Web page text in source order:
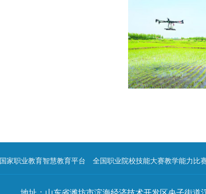
国家职业教育智慧教育平台 全国职业院校技能大赛教学能力比